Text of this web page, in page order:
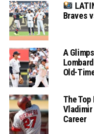
Braves
A
Old-
The
Vladimir
Career